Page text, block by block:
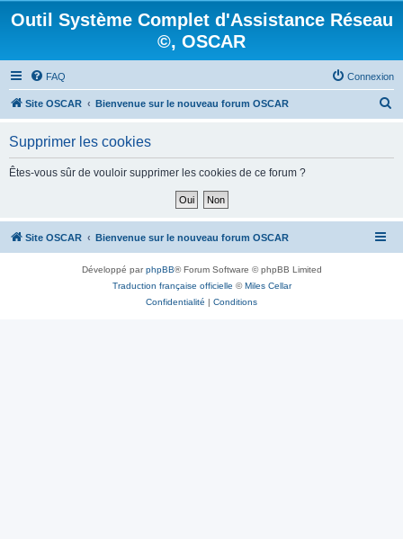
Outil Système Complet d'Assistance Réseau
©, OSCAR
FAQ Connexion
Site OSCAR Bienvenue sur le nouveau forum OSCAR
h
Supprimer les cookies
Êtes-vous sûr de vouloir supprimer les cookies de ce forum ?
Site OSCAR Bienvenue sur le nouveau forum OSCAR
Développé parphpBB® Forum Software © phpBB Limited
Traduction française officielle ©Miles Cellar
Confidentialité | Conditions